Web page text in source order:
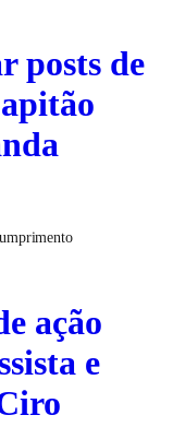
posts de
ação
e